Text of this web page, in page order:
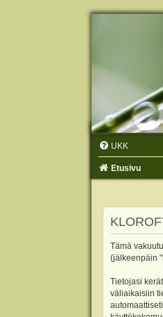
UKK
Etusivu
Tämä
(jälkeenpäin
Tietojasi
väliaikaisiin